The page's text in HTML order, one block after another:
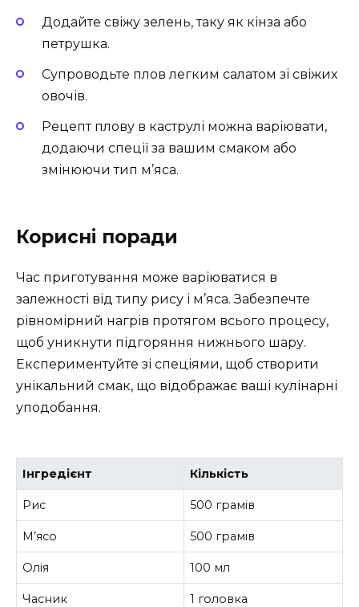
Додайте свіжу зелень, таку як кінза або
петрушка.
Супроводьте плов легким салатом зі свіжих
овочів.
Рецепт плову в каструлі можна варіювати,
додаючи спеції за вашим смаком або
змінюючи тип м’яса.
Корисні поради
Час приготування може варіюватися в
залежності від типу рису і м’яса. Забезпечте
рівномірний нагрів протягом всього процесу,
щоб уникнути підгоряння нижнього шару.
Експериментуйте зі спеціями, щоб створити
унікальний смак, що відображає ваші кулінарні
уподобання.
Інгредієнт Кількість
Рис 500 грамів
М’ясо 500 грамів
Олія 100 мл
Часник 1 головка